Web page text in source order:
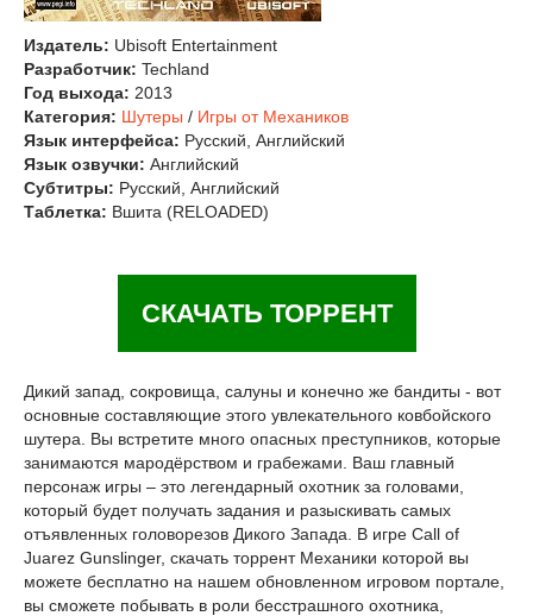
Издатель: Ubisoft Entertainment
Разработчик: Techland
Год выхода: 2013
Категория: Шутеры / Игры от Механиков
Язык интерфейса: Русский, Английский
Язык озвучки: Английский
Субтитры: Русский, Английский
Таблетка: Вшита (RELOADED)
СКАЧАТЬ ТОРРЕНТ
Дикий запад, сокровища, салуны и конечно же бандиты - вот
основные составляющие этого увлекательного ковбойского
шутера. Вы встретите много опасных преступников, которые
занимаются мародёрством и грабежами. Ваш главный
персонаж игры – это легендарный охотник за головами,
который будет получать задания и разыскивать самых
отъявленных головорезов Дикого Запада. В игре Call of
Juarez Gunslinger, скачать торрент Механики которой вы
можете бесплатно на нашем обновленном игровом портале,
вы сможете побывать в роли бесстрашного охотника,